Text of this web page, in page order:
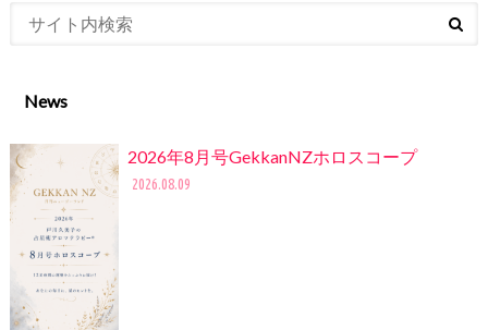
News
2026年8月号GekkanNZホロスコープ
2026.08.09